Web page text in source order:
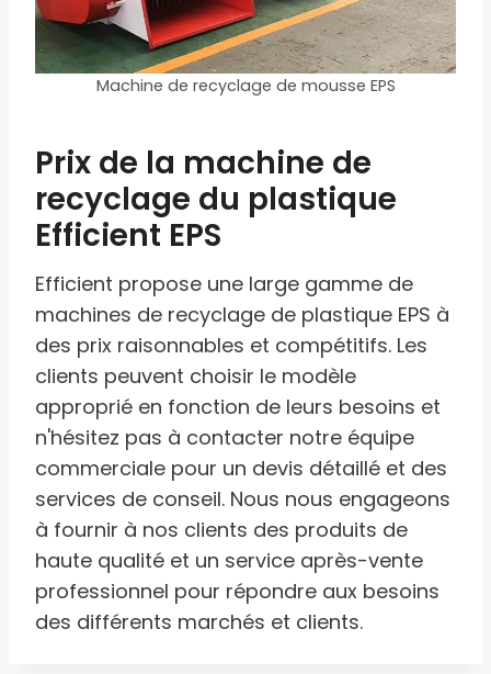
Machine de recyclage de mousse EPS
Prix ​​de la machine de
recyclage du plastique
Efficient EPS
Efficient propose une large gamme de
machines de recyclage de plastique EPS à
des prix raisonnables et compétitifs. Les
clients peuvent choisir le modèle
approprié en fonction de leurs besoins et
n'hésitez pas à contacter notre équipe
commerciale pour un devis détaillé et des
services de conseil. Nous nous engageons
à fournir à nos clients des produits de
haute qualité et un service après-vente
professionnel pour répondre aux besoins
des différents marchés et clients.